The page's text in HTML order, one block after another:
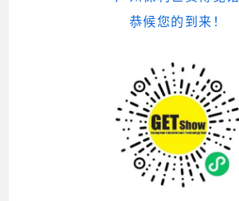
恭候您的到来！